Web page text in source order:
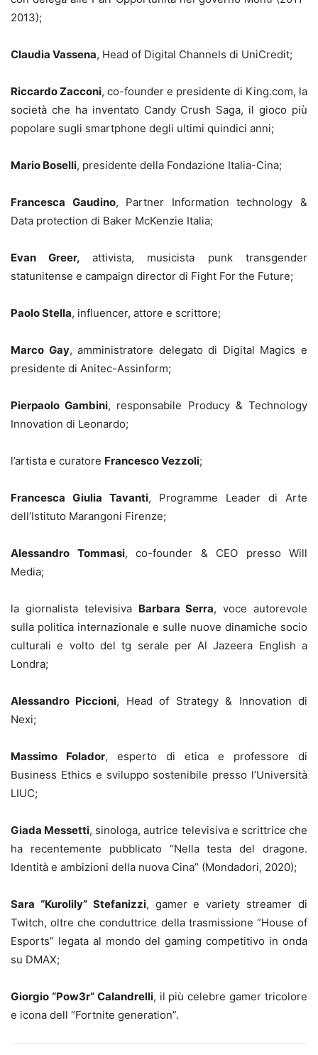
2013);
Claudia Vassena, Head of Digital Channels di UniCredit;
Riccardo Zacconi, co-founder e presidente di King.com, la
società che ha inventato Candy Crush Saga, il gioco più
popolare sugli smartphone degli ultimi quindici anni;
Mario Boselli, presidente della Fondazione Italia-Cina;
Francesca Gaudino, Partner Information technology &
Data protection di Baker McKenzie Italia;
Evan Greer, attivista, musicista punk transgender
statunitense e campaign director di Fight For the Future;
Paolo Stella, influencer, attore e scrittore;
Marco Gay, amministratore delegato di Digital Magics e
presidente di Anitec-Assinform;
Pierpaolo Gambini, responsabile Producy & Technology
Innovation di Leonardo;
l’artista e curatore Francesco Vezzoli;
Francesca Giulia Tavanti, Programme Leader di Arte
dell’Istituto Marangoni Firenze;
Alessandro Tommasi, co-founder & CEO presso Will
Media;
la giornalista televisiva Barbara Serra, voce autorevole
sulla politica internazionale e sulle nuove dinamiche socio
culturali e volto del tg serale per Al Jazeera English a
Londra;
Alessandro Piccioni, Head of Strategy & Innovation di
Nexi;
Massimo Folador, esperto di etica e professore di
Business Ethics e sviluppo sostenibile presso l’Università
LIUC;
Giada Messetti, sinologa, autrice televisiva e scrittrice che
ha recentemente pubblicato “Nella testa del dragone.
Identità e ambizioni della nuova Cina” (Mondadori, 2020);
Sara “Kurolily” Stefanizzi, gamer e variety streamer di
Twitch, oltre che conduttrice della trasmissione “House of
Esports” legata al mondo del gaming competitivo in onda
su DMAX;
Giorgio “Pow3r” Calandrelli, il più celebre gamer tricolore
e icona dell “Fortnite generation”.